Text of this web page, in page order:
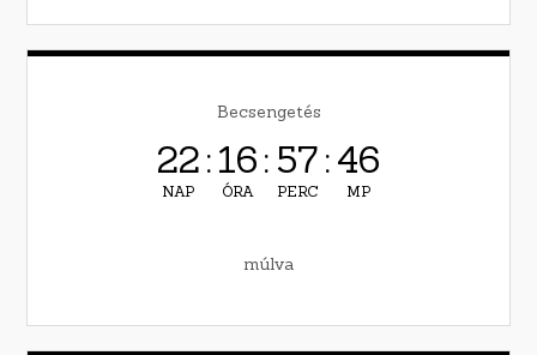
Becsengetés
22
NAP
:16
ÓRA
: 57
PERC
:45
MP
múlva